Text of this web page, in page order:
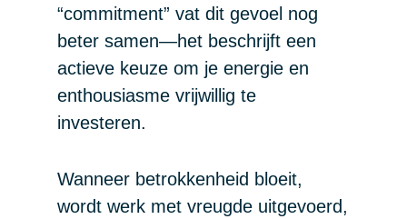
“commitment” vat dit gevoel nog
beter samen—het beschrijft een
actieve keuze om je energie en
enthousiasme vrijwillig te
investeren.
Wanneer betrokkenheid bloeit,
wordt werk met vreugde uitgevoerd,